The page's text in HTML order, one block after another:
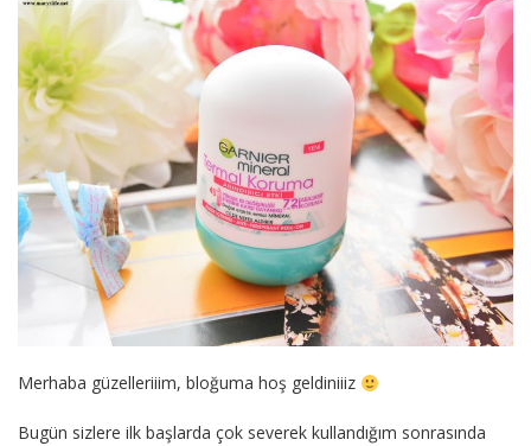
Merhaba güzelleriiim, bloğuma hoş geldiniiiz
Bugün sizlere ilk başlarda çok severek kullandığım sonrasında